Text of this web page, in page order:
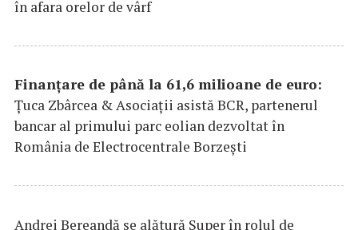
în afara orelor de vârf
Finanțare de până la 61,6 milioane de euro:
Țuca Zbârcea & Asociații asistă BCR, partenerul
bancar al primului parc eolian dezvoltat în
România de Electrocentrale Borzești
Andrei Bereandă se alătură Super în rolul de